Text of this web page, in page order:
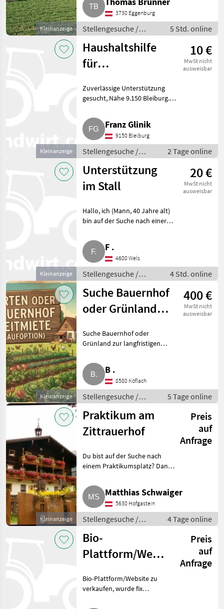
Kleinanzeige
suchen. Eventuell braucht jema
3730 Eggenburg
Stellengesuche /
Sonstige
landwirtschaftliche
Tätigkeiten
5 Std. online
Kleinanzeige
Haushaltshilfe
für
Betrieb
10 €
MwSt nicht
ausweisbar
Zuverlässige Unterstützung
gesucht, Nähe 9.150 Bleiburg.
Betrieb suchen wir eine
freundliche und zuverlässige
Unterstützung. Aufgaben:
Franz Glinik
9150 Bleiburg
Stellengesuche /
Sonstige
landwirtschaftliche
Tätigkeiten
2 Tage online
Kleinanzeige
Unterstützung
im Stall
20 €
MwSt nicht
ausweisbar
Hallo, ich (Mann, 40 Jahre alt)
bin auf der Suche nach einer
Schweinen oder Geflügel. Ideal
wären 30 bis 40 %, in der Nähe
von OÖ 4.
F .
4600 Wels
Stellengesuche /
Sonstige
landwirtschaftliche
Tätigkeiten
4 Std. online
Kleinanzeige
Suche Bauernhof
oder Grünland
Pacht
400 €
MwSt nicht
ausweisbar
Suche Bauernhof oder
Grünland zur langfristigen
eine zuverlässige Familie aus
dem Bezirk Voitsberg und
suchen einen Bauernhof oder
B .
8580 Köflach
Stellengesuche /
Sonstige
landwirtschaftliche
Tätigkeiten
5 Tage online
Kleinanzeige
Praktikum am
Zittrauerhof
Preis
auf
Anfrage
Du bist auf der Suche nach
einem Praktikumsplatz? Dann
Wir bieten für unseren UAB-
Betrieb auch heuer wieder
Plätze für das Praktikum.
Matthias Schwaiger
5630 Hofgastein
Stellengesuche /
Praktika
4 Tage online
Bio-
Plattform/Website
Preis
auf
Anfrage
Bio-Plattform/Website zu
verkaufen, wurde fix